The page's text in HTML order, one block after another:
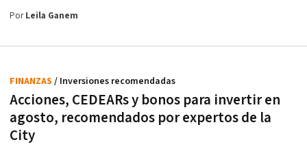
PorLeila Ganem
Acciones, CEDEARs y bonos para invertir en
agosto, recomendados por expertos de la
City
FINANZAS / Inversiones recomendadas